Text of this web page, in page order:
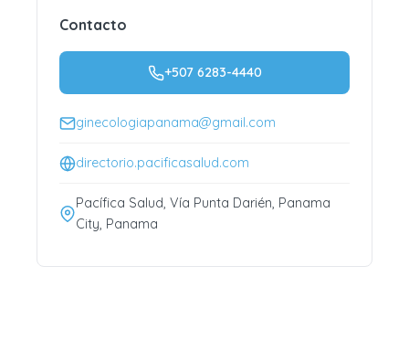
Contacto
+507 6283-4440
ginecologiapanama@gmail.com
directorio.pacificasalud.com
Pacífica Salud, Vía Punta Darién, Panama
City, Panama